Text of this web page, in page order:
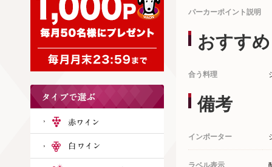
パーカーポイント説明
おすすめ
合う料理
備考
インポーター